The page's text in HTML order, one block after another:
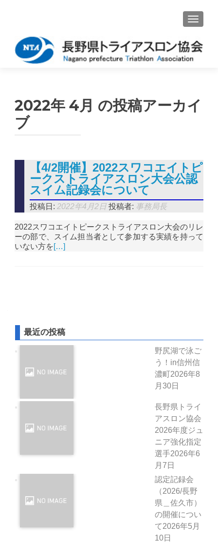
ナビゲ
2022年 4月 の投稿アーカイ
ブ
【4/2開催】2022スワコエイトピ
ークストライアスロン大会公認
スイム記録会について
投稿日:2022年4月2日 投稿者: 事務局長
2022スワコエイトピークストライアスロン大会のリレ
ーの部で、スイム担当者として参加する実績を持って
いない方を[…]
最近の投稿
野尻湖で泳ご
う！in信州信
濃町 2026年8
月30日
長野県トライ
アスロン協会
2026年度ジュ
ニア強化指定
選手2026年6
月7日
認定記録会
（2026/長野
県＿佐久市）
の開催につい
て2026年5月
10日